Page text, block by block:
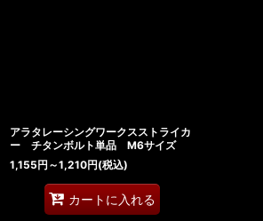
アラタレーシングワークスストライカ
ー チタンボルト単品 M6サイズ
1,155円 ～1,210円(税込)
カートに入れる